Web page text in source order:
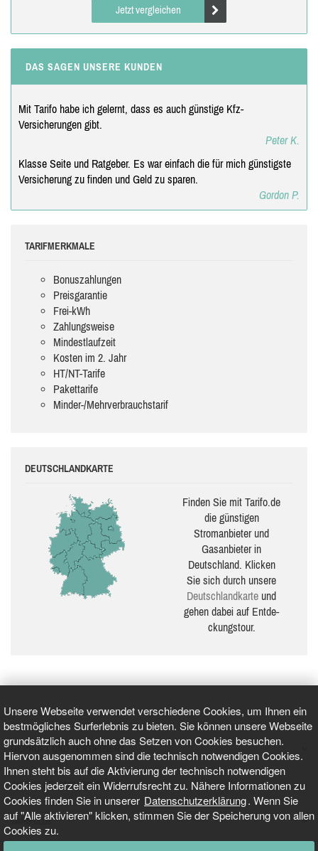
Unsere Webseite verwendet verschiedene Cookies, um Ihnen ein
bestmögliches Surferlebnis zu bieten. Sie können unsere Webseite
grundsätzlich auch ohne das Setzen von Cookies besuchen.
Hiervon ausgenommen sind die technisch notwendigen Cookies.
Ihnen steht bis auf die Aktivierung der technisch notwendigen
Cookies jederzeit ein Widerrufsrecht zu. Nähere Informationen zu
Cookies finden Sie in unserer Datenschutzerklärung. Wenn Sie
auf "Alle aktivieren" klicken, stimmen Sie der Speicherung von allen
Cookies zu.
Jetzt vergleichen
DAS SAGEN UNSERE KUNDEN
Mit Tarifo habe ich gelernt, dass es auch günstige Kfz-
Versicherungen gibt.
Peter K.
Klasse Seite und Ratgeber. Es war einfach die für mich günstigste
Versicherung zu finden und Geld zu sparen.
Gordon P.
TARIFMERKMALE
Bonuszahlungen
Preisgarantie
Frei-kWh
Zahlungsweise
Mindestlaufzeit
Kosten im 2. Jahr
HT/NT-Tarife
Pakettarife
Minder-/Mehrverbrauchstarif
DEUTSCHLANDKARTE
Finden Sie mit Tarifo.de
die güns­ti­gen
Stromanbieter und
Gasanbieter in
Deutschland. Klicken
Sie sich durch unsere
Deutsch­land­karte und
gehen dabei auf Ent­de­
ckungs­tour.
GEPRÜFT UND ZERTIFIZIERT
AKTUELLE NACHRICHTEN
TARIFO.DE